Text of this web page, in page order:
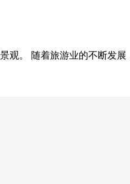
观。 随着旅游业的不断发